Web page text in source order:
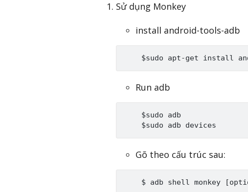
Sử dụng Monkey
install android-tools-adb
Run adb
    $sudo adb
Gõ theo cấu trúc sau: